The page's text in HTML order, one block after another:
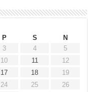
P S
N
3 4
5
10 11
12
17 18
19
24 25
26